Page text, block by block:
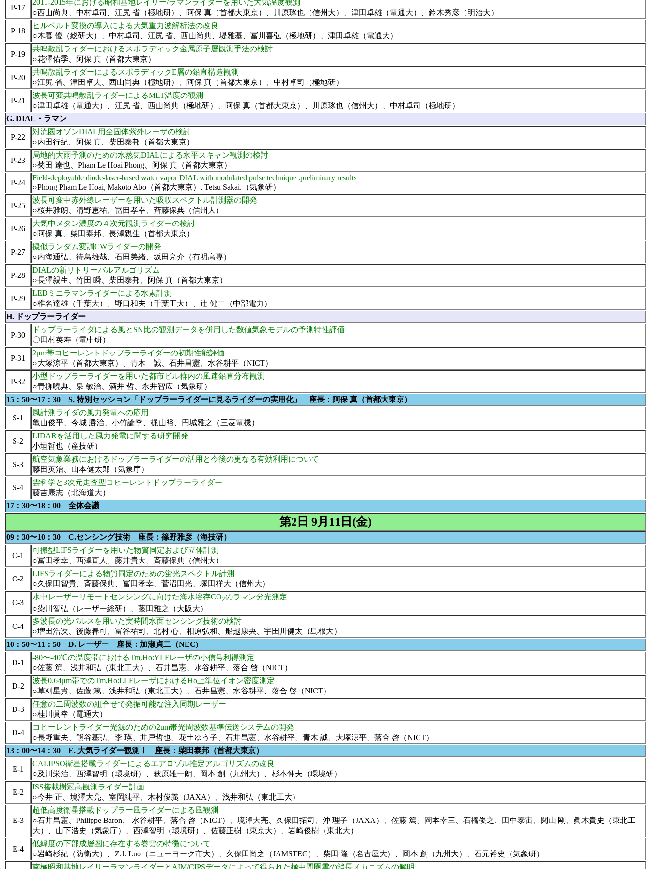
P-17
2011-2015年における昭和基地レイリー/ラマンライダーを用いた大気温度観測
○西山尚典、中村卓司、江尻 省（極地研）、阿保 真（首都大東京）、川原琢也（信州大）、津田卓雄（電通大）、鈴木秀彦（明治大）
P-18
ヒルベルト変換の導入による大気重力波解析法の改良
○木暮 優（総研大）、中村卓司、江尻 省、西山尚典、堤雅基、冨川喜弘（極地研）、津田卓雄（電通大）
P-19
共鳴散乱ライダーにおけるスポラディック金属原子層観測手法の検討
○花澤佑季、阿保 真（首都大東京）
P-20
共鳴散乱ライダーによるスポラディックE層の鉛直構造観測
○江尻 省、津田卓夫、西山尚典（極地研）、阿保 真（首都大東京）、中村卓司（極地研）
P-21
波長可変共鳴散乱ライダーによるMLT温度の観測
○津田卓雄（電通大）、江尻 省、西山尚典（極地研）、阿保 真（首都大東京）、川原琢也（信州大）、中村卓司（極地研）
G. DIAL・ラマン
P-22
対流圏オゾンDIAL用全固体紫外レーザの検討
○内田行紀、阿保 真、柴田泰邦（首都大東京）
P-23
局地的大雨予測のための水蒸気DIALによる水平スキャン観測の検討
○菊田 達也、Pham Le Hoai Phong、阿保 真（首都大東京）
P-24
Field-deployable diode-laser-based water vapor DIAL with modulated pulse technique :preliminary results
○Phong Pham Le Hoai, Makoto Abo（首都大東京）, Tetsu Sakai.（気象研）
P-25
波長可変中赤外線レーザーを用いた吸収スペクトル計測器の開発
○桜井雅朗、清野恵祐、冨田孝幸、斉藤保典（信州大）
P-26
大気中メタン濃度の４次元観測ライダーの検討
○阿保 真、柴田泰邦、長澤親生（首都大東京）
P-27
擬似ランダム変調CWライダーの開発
○内海通弘、待鳥雄哉、石田美緒、坂田亮介（有明高専）
P-28
DIALの新リトリーバルアルゴリズム
○長澤親生、竹田 瞬、柴田泰邦、阿保 真（首都大東京）
P-29
LEDミニラマンライダーによる水素計測
○椎名達雄（千葉大）、野口和夫（千葉工大）、辻 健二（中部電力）
H. ドップラーライダー
P-30
ドップラーライダによる風とSN比の観測データを併用した数値気象モデルの予測特性評価
〇田村英寿（電中研）
P-31
2μm帯コヒーレントドップラーライダーの初期性能評価
○大塚涼平（首都大東京）、青木 誠、石井昌憲、水谷耕平（NICT）
P-32
小型ドップラーライダーを用いた都市ビル群内の風速鉛直分布観測
○青柳曉典、泉 敏治、酒井 哲、永井智広（気象研）
15：50〜17：30 S. 特別セッション「ドップラーライダーに見るライダーの実用化」 座長：阿保 真（首都大東京）
S-1
風計測ライダの風力発電への応用
亀山俊平、今城 勝治、小竹論季、梶山裕、円城雅之（三菱電機）
S-2
LIDARを活用した風力発電に関する研究開発
小垣哲也（産技研）
S-3
航空気象業務におけるドップラーライダーの活用と今後の更なる有効利用について
藤田英治、山本健太郎（気象庁）
S-4
雲科学と3次元走査型コヒーレントドップラーライダー
藤吉康志（北海道大）
17：30〜18：00 全体会議
第2日 9月11日(金)
09：30〜10：30 C.センシング技術 座長：篠野雅彦（海技研）
C-1
可搬型LIFSライダーを用いた物質同定および立体計測
○冨田孝幸、西澤直人、藤井貴大、斉藤保典（信州大）
C-2
LIFSライダーによる物質同定のための蛍光スペクトル計測
○久保田智貴、斉藤保典、冨田孝幸、菅沼田光、塚田祥大（信州大）
C-3
水中レーザーリモートセンシングに向けた海水溶存CO2のラマン分光測定
○染川智弘（レーザー総研）、藤田雅之（大阪大）
C-4
多波長の光パルスを用いた実時間水面センシング技術の検討
○増田浩次、後藤春可、富谷祐司、北村 心、相原弘和、船越康央、宇田川健太（島根大）
10：50〜11：50 D. レーザー 座長：加瀬貞二（NEC)
D-1
-80〜-40℃の温度帯におけるTm,Ho:YLFレーザの小信号利得測定
○佐藤 篤、浅井和弘（東北工大）、石井昌憲、水谷耕平、落合 啓（NICT）
D-2
波長0.64μm帯でのTm,Ho:LLFレーザにおけるHo上準位イオン密度測定
○草刈星貴、佐藤 篤、浅井和弘（東北工大）、石井昌憲、水谷耕平、落合 啓（NICT）
D-3
任意の二周波数の組合せで発振可能な注入同期レーザー
○桂川眞幸（電通大）
D-4
コヒーレントライダー光源のための2um帯光周波数基準伝送システムの開発
○長野重夫、熊谷基弘、李 瑛、井戸哲也、花土ゆう子、石井昌憲、水谷耕平、青木 誠、大塚涼平、落合 啓（NICT）
13：00〜14：30 E. 大気ライダー観測Ⅰ 座長：柴田泰邦（首都大東京）
E-1
CALIPSO衛星搭載ライダーによるエアロゾル推定アルゴリズムの改良
○及川栄治、西澤智明（環境研）、萩原雄一朗、岡本 創（九州大）、杉本伸夫（環境研）
E-2
ISS搭載樹冠高観測ライダー計画
○今井 正、境澤大亮、室岡純平、木村俊義（JAXA）、浅井和弘（東北工大）
E-3
超低高度衛星搭載ドップラー風ライダーによる風観測
○石井昌憲、Philippe Baron、 水谷耕平、落合 啓（NICT）、境澤大亮、久保田拓司、沖 理子（JAXA）、佐藤 篤、岡本幸三、石橋俊之、田中泰宙、関山 剛、眞木貴史（東北工
大）、山下浩史（気象庁）、西澤智明（環境研）、佐藤正樹（東京大）、岩崎俊樹（東北大）
E-4
低緯度の下部成層圏に存在する巻雲の特徴について
○岩崎杉紀（防衛大）、Z.J. Luo（ニューヨーク市大）、久保田尚之（JAMSTEC）、柴田 隆（名古屋大）、岡本 創（九州大）、石元裕史（気象研）
南極昭和基地レイリーラマンライダーとAIM/CIPSデータによって得られた極中間圏雲の消長メカニズムの解明